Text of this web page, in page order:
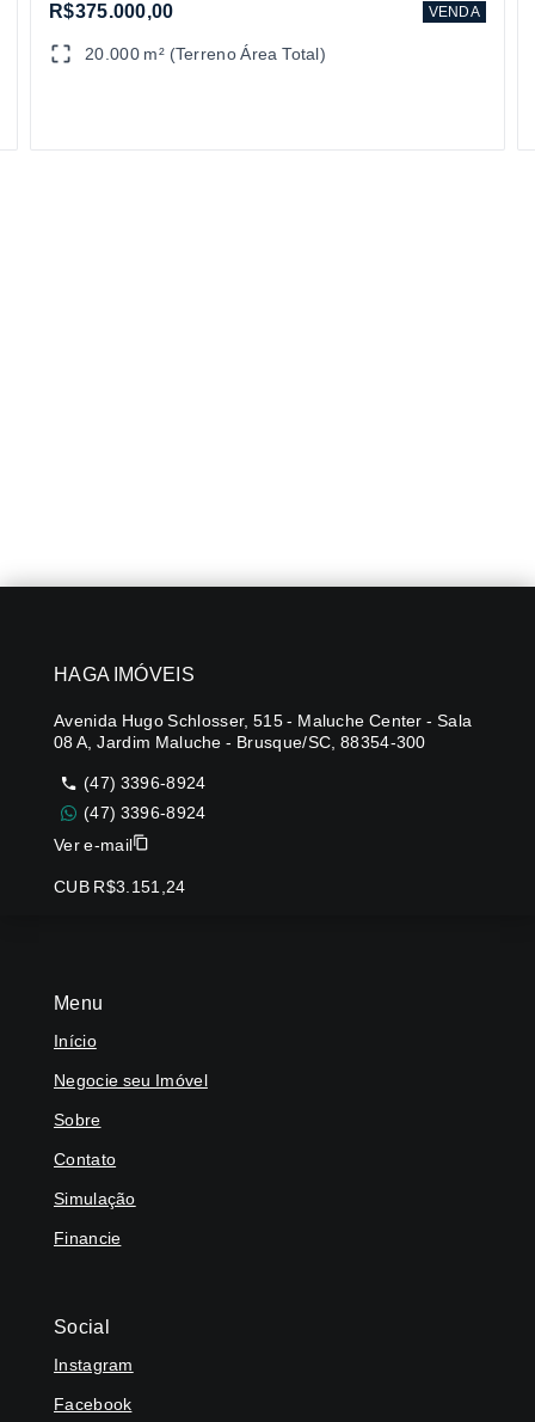
R$375.000,00 VENDA
20.000 m² (Terreno Área Total)
Menu
Início
Negocie seu Imóvel
Sobre
Contato
Simulação
Financie
Social
Instagram
Facebook
HAGA IMÓVEIS
Avenida Hugo Schlosser, 515 - Maluche Center - Sala
08 A, Jardim Maluche - Brusque/SC, 88354-300
(47) 3396-8924
(47) 3396-8924
Ver e-mail
CUB R$3.151,24